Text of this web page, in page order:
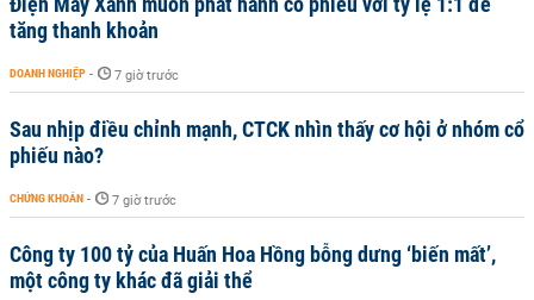
tăng thanh khoản
DOANH NGHIỆP - 7 giờ trước
Sau nhịp điều chỉnh mạnh, CTCK nhìn thấy cơ hội ở nhóm cổ
phiếu nào?
CHỨNG KHOÁN - 7 giờ trước
Công ty 100 tỷ của Huấn Hoa Hồng bỗng dưng ‘biến mất’,
một công ty khác đã giải thể